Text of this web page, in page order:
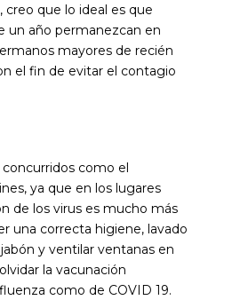
creo que lo ideal es que
un año permanezcan en
mayores de recién
el fin de evitar el contagio
como el
ya que en los lugares
de los virus es mucho más
una correcta higiene, lavado
y ventilar ventanas en
la vacunación
como de COVID 19.